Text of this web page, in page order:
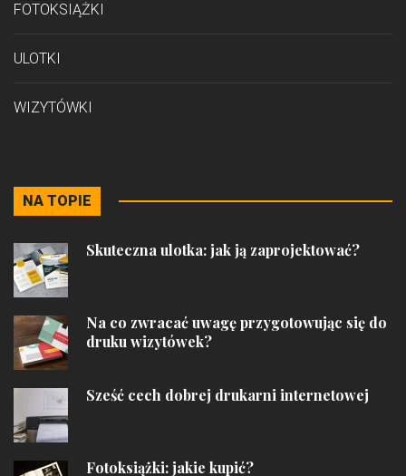
FOTOKSIĄŻKI
ULOTKI
WIZYTÓWKI
NA TOPIE
Skuteczna ulotka: jak ją zaprojektować?
Na co zwracać uwagę przygotowując się do
druku wizytówek?
Sześć cech dobrej drukarni internetowej
Fotoksiążki: jakie kupić?